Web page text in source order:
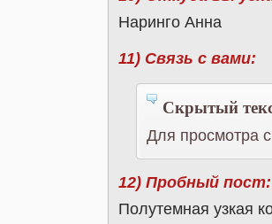
Наринго Анна
11) Связь с вами:
Скрытый
Для просмотра
12) Пробный пост:
Полутемная узкая